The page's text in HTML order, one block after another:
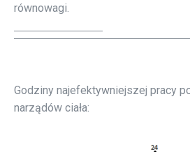
równowagi.
Godziny najefektywniejszej pracy
narządów ciała: